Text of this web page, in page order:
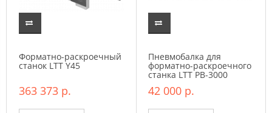
Форматно-раскроечный
станок LTT Y45
363 373 р.
Пневмобалка для
форматно-раскроечного
станка LTT PB-3000
42 000 р.